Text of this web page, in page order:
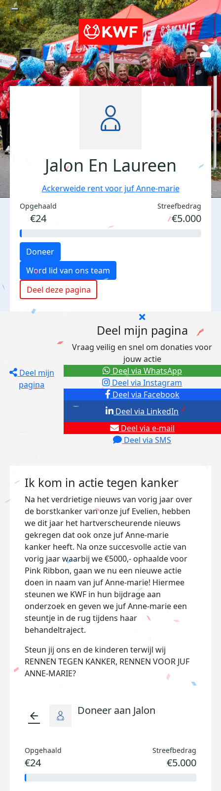
Jalon En Laureen
Ackerweide rent voor juf Anne-marie
Opgehaald
€24
Streefbedrag
€5.000
Doneer
Word lid van ons team
Deel deze pagina
Deel mijn
pagina
Deel mijn pagina
Vraag veilig en snel om donaties voor
jouw actie
Deel via Facebook
Deel via Instagram
Deel via e-mail
Deel via SMS
Deel via LinkedIn
Deel via WhatsApp
Ik kom in actie tegen kanker
Na het verdrietige nieuws van vorig jaar over
de borstkanker van onze juf Evelien, hebben
we dit jaar het hartverscheurende nieuws
gekregen dat ook onze juf Anne-marie
kanker heeft. Na onze succesvolle actie van
vorig jaar waarbij we €5000,- ophaalde voor
Pink Ribbon, gaan we nu een nieuwe actie
doen in naam van juf Anne-marie! Hiermee
steunen we KWF in hun bijdrage aan
onderzoek en geven we juf Anne-marie een
steuntje in de rug tijdens haar
behandeltraject.
Steun jij ons en de kinderen terwijl wij
RENNEN TEGEN KANKER, RENNEN VOOR JUF
ANNE-MARIE?
arrow_back Doneer aan Jalon
Opgehaald
€24
Streefbedrag
€5.000